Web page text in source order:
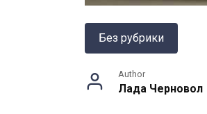
Без рубрики
Author
Лада Черновол